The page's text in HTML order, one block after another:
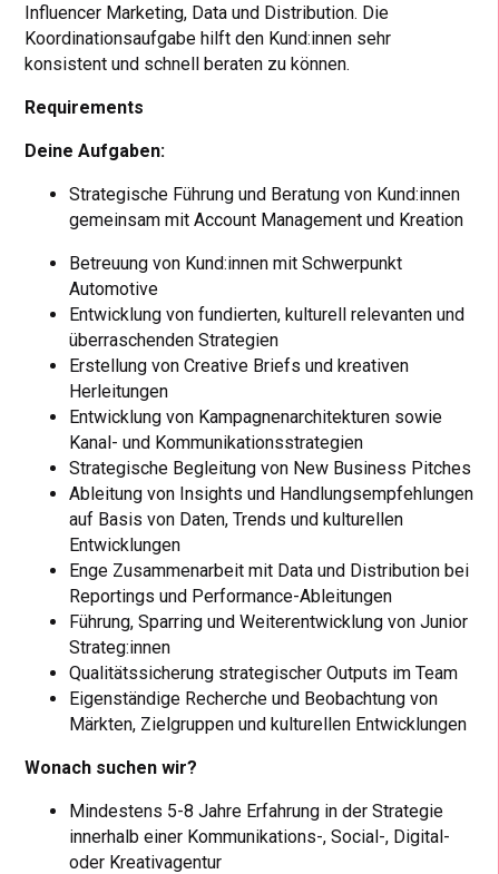
Influencer Marketing, Data und Distribution. Die
Koordinationsaufgabe hilft den Kund:innen sehr
konsistent und schnell beraten zu können.
Requirements
Deine Aufgaben:
Strategische Führung und Beratung von Kund:innen
gemeinsam mit Account Management und Kreation
Betreuung von Kund:innen mit Schwerpunkt
Automotive
Entwicklung von fundierten, kulturell relevanten und
überraschenden Strategien
Erstellung von Creative Briefs und kreativen
Herleitungen
Entwicklung von Kampagnenarchitekturen sowie
Kanal- und Kommunikationsstrategien
Strategische Begleitung von New Business Pitches
Ableitung von Insights und Handlungsempfehlungen
auf Basis von Daten, Trends und kulturellen
Entwicklungen
Enge Zusammenarbeit mit Data und Distribution bei
Reportings und Performance-Ableitungen
Führung, Sparring und Weiterentwicklung von Junior
Strateg:innen
Qualitätssicherung strategischer Outputs im Team
Eigenständige Recherche und Beobachtung von
Märkten, Zielgruppen und kulturellen Entwicklungen
Wonach suchen wir?
Mindestens 5-8 Jahre Erfahrung in der Strategie
innerhalb einer Kommunikations-, Social-, Digital-
oder Kreativagentur